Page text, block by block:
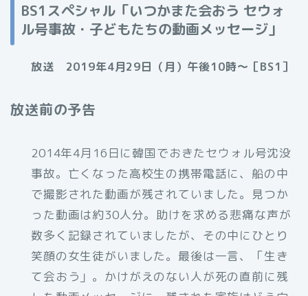
BS1スペシャル「いつかまた会おう セウォ
ル号事故・子どもたちの動画メッセージ」
放送 2019年4月29日（月）午後10時～［BS1］
放送前の予告
2014年4月16日に韓国でおきたセウォル号沈没
事故。亡くなった高校生の携帯電話に、船の中
で撮影された動画が残されていました。見つか
った動画は約30人分。助けを求める悲痛な声が
数多く記録されていましたが、その中にひとり
笑顔の女生徒がいました。最後は一言、「生き
て会おう」。かけがえのない人が死の直前に残